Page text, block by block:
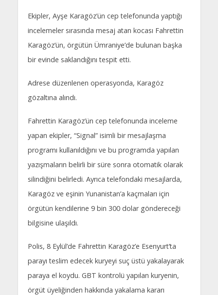
Ekipler, Ayşe Karagöz’ün cep telefonunda yaptığı
incelemeler sırasında mesaj atan kocası Fahrettin
Karagöz’ün, örgütün Ümraniye’de bulunan başka
bir evinde saklandığını tespit etti.
Adrese düzenlenen operasyonda, Karagöz
gözaltına alındı.
Fahrettin Karagöz’ün cep telefonunda inceleme
yapan ekipler, “Signal” isimli bir mesajlaşma
programı kullanıldığını ve bu programda yapılan
yazışmaların belirli bir süre sonra otomatik olarak
silindiğini belirledi. Ayrıca telefondaki mesajlarda,
Karagöz ve eşinin Yunanistan’a kaçmaları için
örgütün kendilerine 9 bin 300 dolar göndereceği
bilgisine ulaşıldı.
Polis, 8 Eylül’de Fahrettin Karagöz’e Esenyurt’ta
parayı teslim edecek kuryeyi suç üstü yakalayarak
paraya el koydu. GBT kontrolü yapılan kuryenin,
örgüt üyeliğinden hakkında yakalama kararı